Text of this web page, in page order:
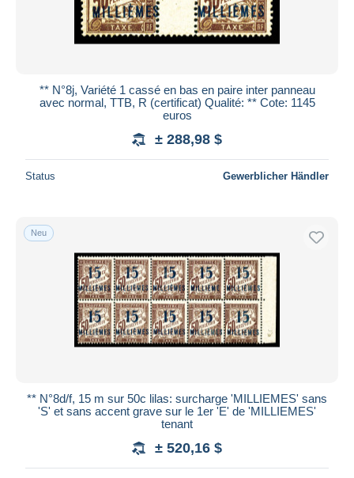
** N°8j, Variété 1 cassé en bas en paire inter panneau
avec normal, TTB, R (certificat) Qualité: ** Cote: 1145
euros
± 288,98 $
Status Gewerblicher Händler
Neu
** N°8d/f, 15 m sur 50c lilas: surcharge 'MILLIEMES' sans
'S' et sans accent grave sur le 1er 'E' de 'MILLIEMES'
tenant
± 520,16 $